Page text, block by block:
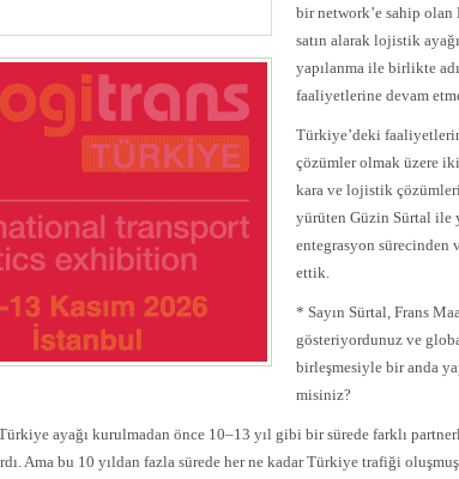
bir network’e sahip olan
satın alarak lojistik
yapılanma ile birlikte
faaliyetlerine devam
Türkiye’deki
çözümler olmak üzere
kara ve lojistik
yürüten Güzin Sürtal ile
entegrasyon sürecinden
ettik.
* Sayın Sürtal, Frans
gösteriyordunuz ve
birleşmesiyle bir anda
misiniz?
Türkiye ayağı kurulmadan önce 10–13 yıl gibi bir sürede farklı
Ama bu 10 yıldan fazla sürede her ne kadar Türkiye trafiği